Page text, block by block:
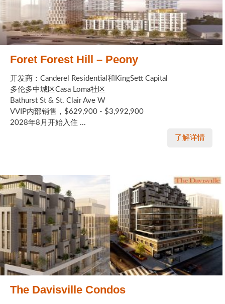
Foret Forest Hill – Peony
开发商：Canderel Residential和KingSett Capital
多伦多中城区Casa Loma社区
Bathurst St & St. Clair Ave W
VVIP内部销售，$629,900 - $3,992,900
2028年8月开始入住 ...
了解详情
The Davisville Condos